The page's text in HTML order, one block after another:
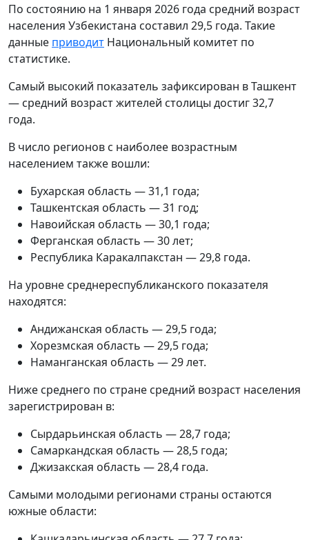
По состоянию на 1 января 2026 года средний возраст
населения Узбекистана составил 29,5 года. Такие
данные приводит Национальный комитет по
статистике.
Самый высокий показатель зафиксирован в Ташкент
— средний возраст жителей столицы достиг 32,7
года.
В число регионов с наиболее возрастным
населением также вошли:
Бухарская область — 31,1 года;
Ташкентская область — 31 год;
Навоийская область — 30,1 года;
Ферганская область — 30 лет;
Республика Каракалпакстан — 29,8 года.
На уровне среднереспубликанского показателя
находятся:
Андижанская область — 29,5 года;
Хорезмская область — 29,5 года;
Наманганская область — 29 лет.
Ниже среднего по стране средний возраст населения
зарегистрирован в:
Сырдарьинская область — 28,7 года;
Самаркандская область — 28,5 года;
Джизакская область — 28,4 года.
Самыми молодыми регионами страны остаются
южные области: